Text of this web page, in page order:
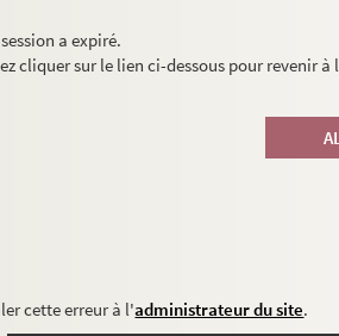
a expiré.
cliquer sur le lien ci-dessous pour revenir
cette erreur à l'administrateur du site.